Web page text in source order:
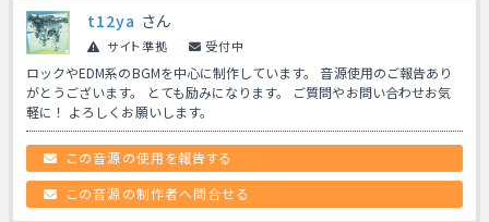
t12ya さん
サイト準拠 受付中
ロックやEDM系のBGMを中心に制作しています。 音源使用のご報告あり
がとうございます。 とても励みになります。 ご質問やお問い合わせお気
軽に！ よろしくお願いします。
この音源の使用を報告する
この音源の制作者へ問合せる